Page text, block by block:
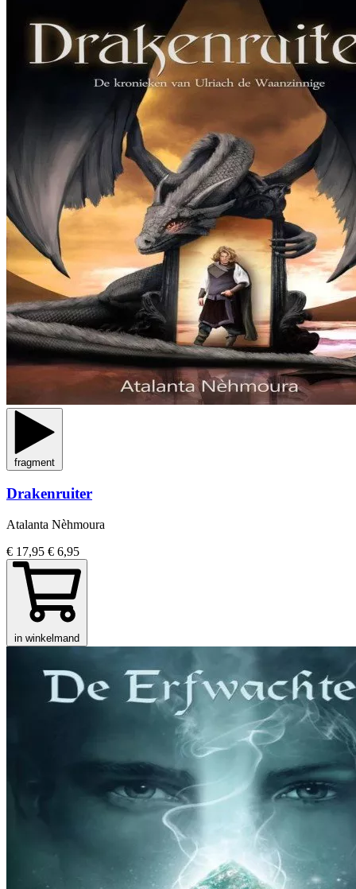
fragment
Drakenruiter
Atalanta Nèhmoura
€ 17,95 € 6,95
in winkelmand